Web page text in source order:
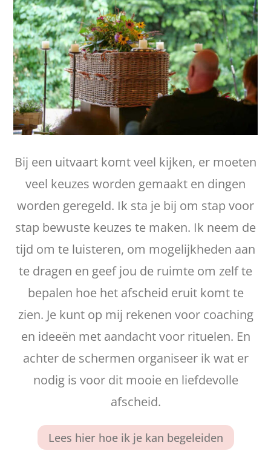
Bij een uitvaart komt veel kijken, er moeten
veel keuzes worden gemaakt en dingen
worden geregeld. Ik sta je bij om stap voor
stap bewuste keuzes te maken. Ik neem de
tijd om te luisteren, om mogelijkheden aan
te dragen en geef jou de ruimte om zelf te
bepalen hoe het afscheid eruit komt te
zien. Je kunt op mij rekenen voor coaching
en ideeën met aandacht voor rituelen. En
achter de schermen organiseer ik wat er
nodig is voor dit mooie en liefdevolle
afscheid.
Lees hier hoe ik je kan begeleiden